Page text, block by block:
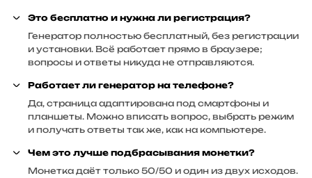
Это бесплатно и нужна ли регистрация?
Генератор полностью бесплатный, без регистрации
и установки. Всё работает прямо в браузере;
вопросы и ответы никуда не отправляются.
Работает ли генератор на телефоне?
Да, страница адаптирована под смартфоны и
планшеты. Можно вписать вопрос, выбрать режим
и получать ответы так же, как на компьютере.
Чем это лучше подбрасывания монетки?
Монетка даёт только 50/50 и один из двух исходов.